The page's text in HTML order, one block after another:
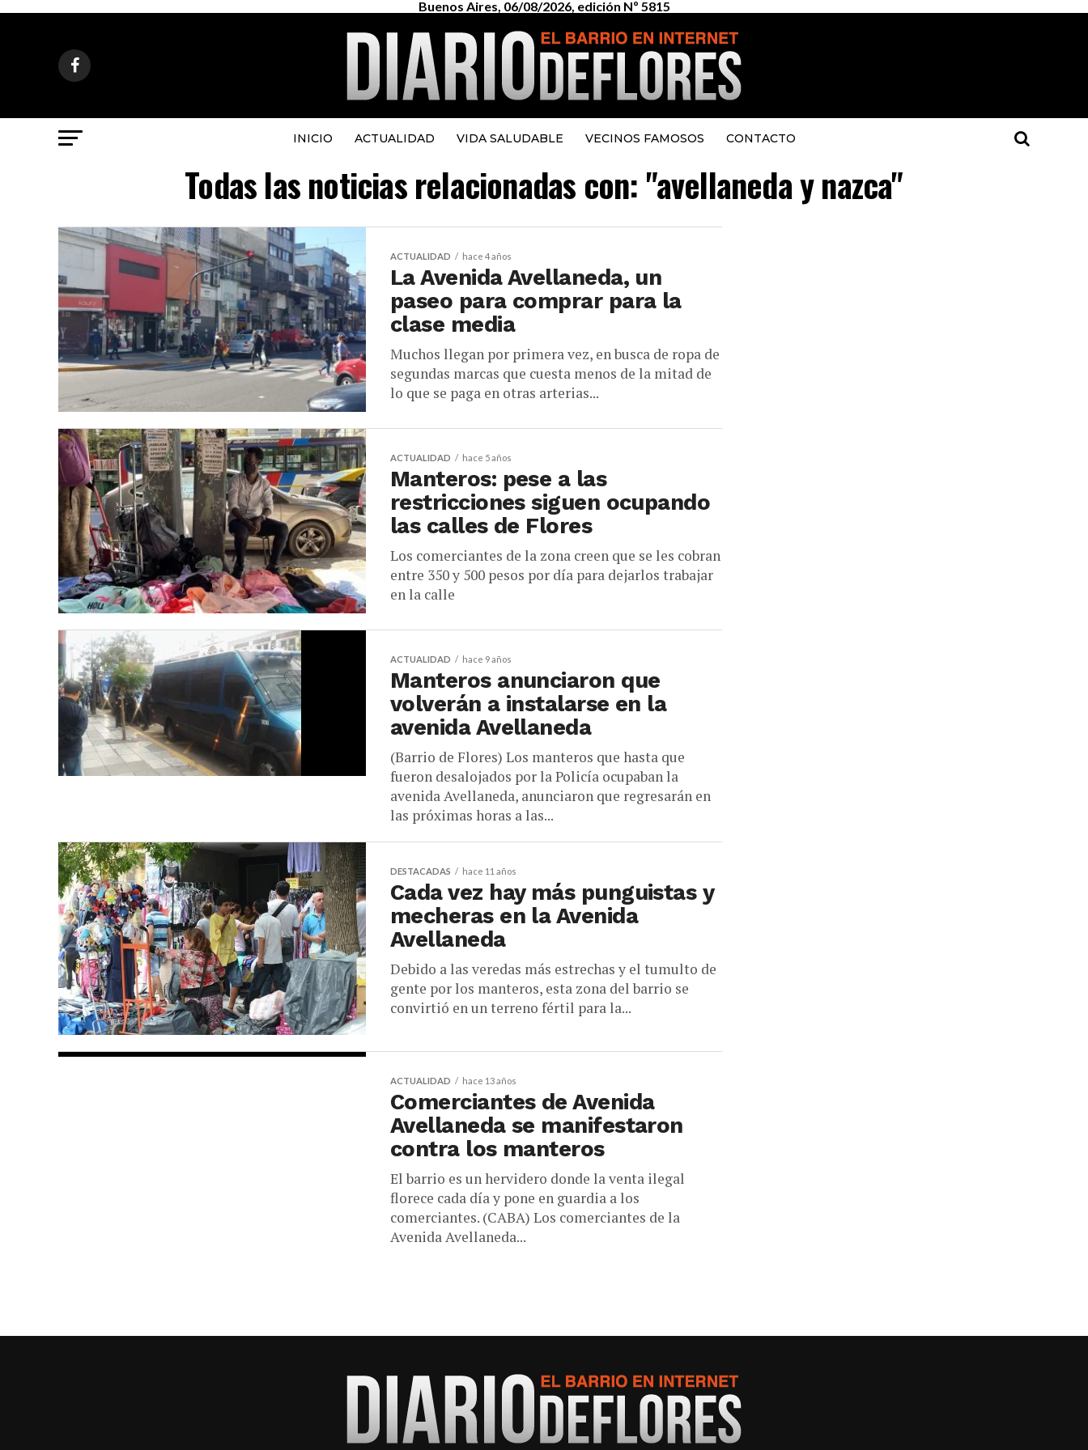
Buenos Aires, 06/08/2026, edición Nº 5815
INICIO ACTUALIDAD VIDA SALUDABLE VECINOS FAMOSOS CONTACTO
Todas las noticias relacionadas con: "avellaneda y nazca"
ACTUALIDAD hace 4 años
La Avenida Avellaneda, un
paseo para comprar para la
clase media
Muchos llegan por primera vez, en busca de ropa de
segundas marcas que cuesta menos de la mitad de
lo que se paga en otras arterias...
ACTUALIDAD hace 5 años
Manteros: pese a las
restricciones siguen ocupando
las calles de Flores
Los comerciantes de la zona creen que se les cobran
entre 350 y 500 pesos por día para dejarlos trabajar
en la calle
ACTUALIDAD hace 9 años
Manteros anunciaron que
volverán a instalarse en la
avenida Avellaneda
(Barrio de Flores) Los manteros que hasta que
fueron desalojados por la Policía ocupaban la
avenida Avellaneda, anunciaron que regresarán en
las próximas horas a las...
DESTACADAS hace 11 años
Cada vez hay más punguistas y
mecheras en la Avenida
Avellaneda
Debido a las veredas más estrechas y el tumulto de
gente por los manteros, esta zona del barrio se
convirtió en un terreno fértil para la...
ACTUALIDAD hace 13 años
Comerciantes de Avenida
Avellaneda se manifestaron
contra los manteros
El barrio es un hervidero donde la venta ilegal
florece cada día y pone en guardia a los
comerciantes. (CABA) Los comerciantes de la
Avenida Avellaneda...